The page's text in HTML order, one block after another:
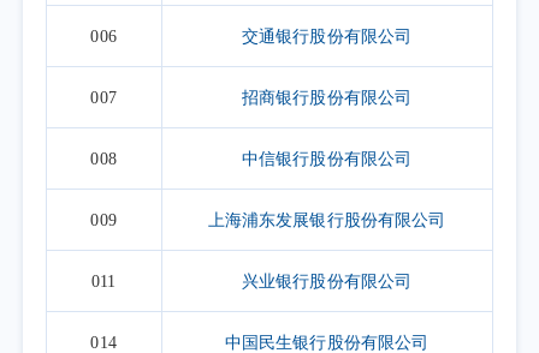
006 交通银行股份有限公司
007 招商银行股份有限公司
008 中信银行股份有限公司
009 上海浦东发展银行股份有限公司
011 兴业银行股份有限公司
014 中国民生银行股份有限公司